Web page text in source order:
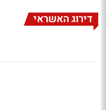
דירוג האשראי